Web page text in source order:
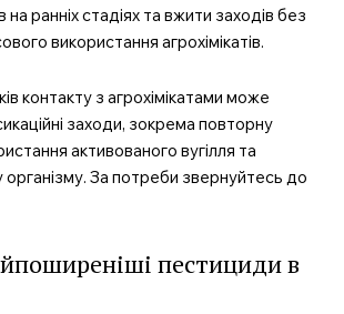
на ранніх стадіях та вжити заходів без
використання агрохімікатів.
контакту з агрохімікатами може
заходи, зокрема повторну
активованого вугілля та
організму. За потреби звернуйтесь до
пестициди в